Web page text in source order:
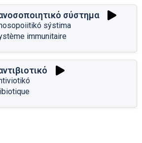
σύστημα
sýstima
immunitaire